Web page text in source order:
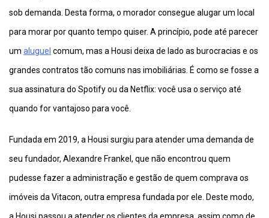
sob demanda. Desta forma, o morador consegue alugar um local
para morar por quanto tempo quiser. A princípio, pode até parecer
um aluguel comum, mas a Housi deixa de lado as burocracias e os
grandes contratos tão comuns nas imobiliárias. É como se fosse a
sua assinatura do Spotify ou da Netflix: você usa o serviço até
quando for vantajoso para você.
Fundada em 2019, a Housi surgiu para atender uma demanda de
seu fundador, Alexandre Frankel, que não encontrou quem
pudesse fazer a administração e gestão de quem comprava os
imóveis da Vitacon, outra empresa fundada por ele. Deste modo,